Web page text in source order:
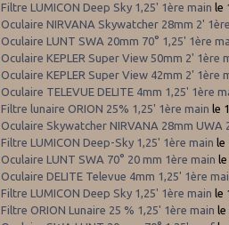
Filtre LUMICON Deep Sky 1,25' 1ère main le
Oculaire NIRVANA Skywatcher 28mm 2'
Oculaire LUNT SWA 20mm 70° 1,25' 1ère
Oculaire KEPLER Super View 50mm 2' 1ère
Oculaire KEPLER Super View 42mm 2' 1ère
Oculaire TELEVUE DELITE 4mm 1,25' 1ère
Filtre lunaire ORION 25% 1,25' 1ère main le
Oculaire Skywatcher NIRVANA 28mm UWA
Filtre LUMICON Deep-Sky 1,25' 1ère main le
Oculaire LUNT SWA 70° 20 mm 1ère main
Oculaire DELITE Televue 4mm 1,25' 1ère
Filtre LUMICON Deep Sky 1,25' 1ère main le
Filtre ORION Lunaire 25 % 1,25' 1ère main